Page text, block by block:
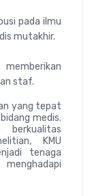
pada ilmu
mutakhir.
staf.
yang tepat
medis.
berkualitas
KMU
tenaga